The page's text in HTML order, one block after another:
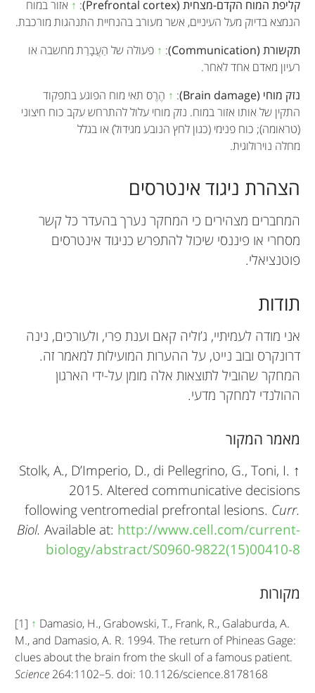
קליפת המוח הקדם-מצחית (Prefrontal cortex) :
↑ אזור במוח
הנמצא בדיוק מעל העיניים, אשר מעורב בהנחיית התנהגות מורכבת.
תקשורת (Communication)
:
↑ פעולה של הַעֲבָרַת מחשבה או
רעיון מאדם אחד לאחר.
נזק מוחי (Brain damage)
:
↑ הֶרֶס תאי מוח הפוגע בתפקוד
התקין של אותו אזור במוח. נזק מוחי עלול להתרחש עקב כוח חיצוני
(טראומה); כוח פנימי (כגון לחץ הנובע מגידול) או בגלל
מחלה נוירולוגית.
הצהרת ניגוד אינטרסים
המחברים מצהירים כי המחקר נערך בהעדר כל קשר
מסחרי או פיננסי שיכול להתפרש כניגוד אינטרסים
פוטנציאלי.
תודות
אני מודה לעמיתיי, ג’וליה קאם וענת פרי, ולעורכים, נינה
דרונקרס ובוב נייט, על ההערות המועילות למאמר זה.
המחקר שהוביל לתוצאות אלה מומן על-ידי הארגון
ההולנדי למחקר מדעי.
מאמר המקור
↑
Stolk, A., D’Imperio, D., di Pellegrino, G., Toni, I.
2015. Altered communicative decisions
following ventromedial prefrontal lesions. Curr.
Biol. Available at: http://www.cell.com/current-
biology/abstract/S0960-9822(15)00410-8
מקורות
[1] ↑ Damasio, H., Grabowski, T., Frank, R., Galaburda, A.
M., and Damasio, A. R. 1994. The return of Phineas Gage:
clues about the brain from the skull of a famous patient.
Science 264:1102–5. doi: 10.1126/science.8178168